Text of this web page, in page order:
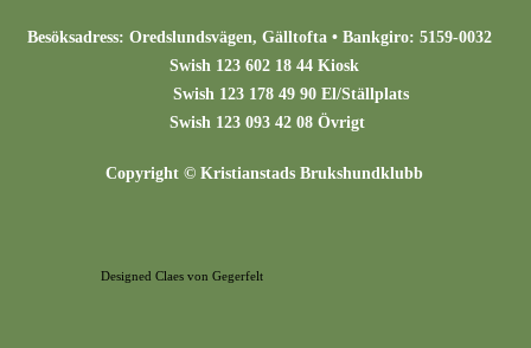
Besöksadress: Oredslundsvägen, Gälltofta • Bankgiro: 5159-0032
Swish 123 602 18 44 Kiosk
Swish 123 178 49 90 El/Ställplats
Swish 123 093 42 08 Övrigt
Copyright © Kristianstads Brukshundklubb
Designed Claes von Gegerfelt